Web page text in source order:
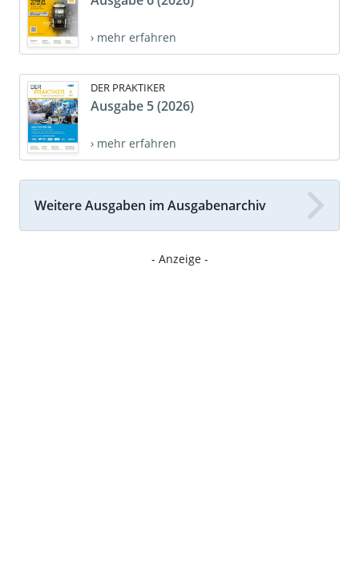
› mehr erfahren
DER PRAKTIKER
Ausgabe 5 (2026)
› mehr erfahren
Weitere Ausgaben im Ausgabenarchiv
- Anzeige -